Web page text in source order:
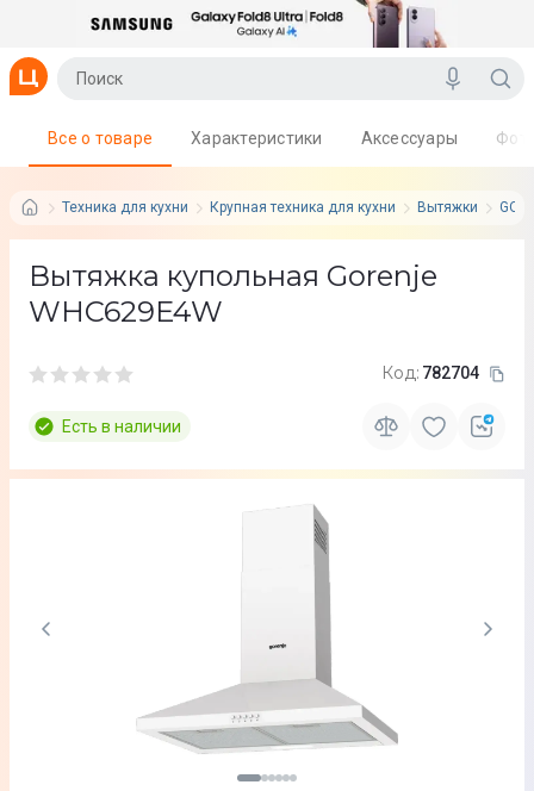
Техника для кухни Крупная техника для кухни Вытяжки
Все о товаре Характеристики Аксессуары
Вытяжка купольная Gorenje
WHC629E4W
Код: 782704
Есть в наличии